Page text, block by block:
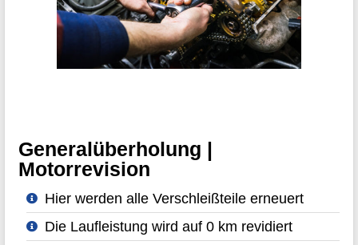
Generalüberholung |
Motorrevision
Hier werden alle Verschleißteile erneuert
Die Laufleistung wird auf 0 km revidiert